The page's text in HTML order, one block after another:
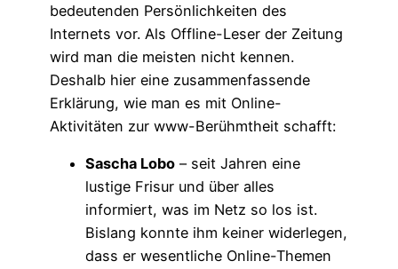
bedeutenden Persönlichkeiten des
Internets vor. Als Offline-Leser der Zeitung
wird man die meisten nicht kennen.
Deshalb hier eine zusammenfassende
Erklärung, wie man es mit Online-
Aktivitäten zur www-Berühmtheit schafft:
Sascha Lobo – seit Jahren eine
lustige Frisur und über alles
informiert, was im Netz so los ist.
Bislang konnte ihm keiner widerlegen,
dass er wesentliche Online-Themen